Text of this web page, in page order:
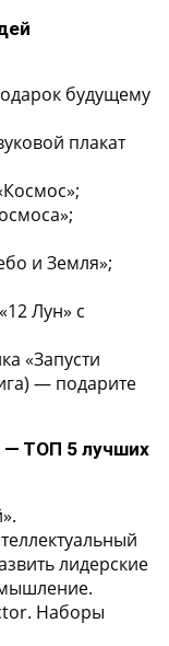
будущему
плакат
и Земля»;
Лун» с
«Запусти
— подарите
— ТОП 5 лучших
лидерские
мышление.
Наборы